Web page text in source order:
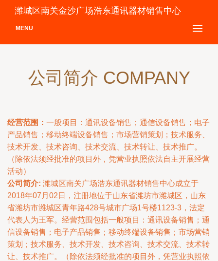
潍城区南关金沙广场浩东通讯器材销售中心
MENU
公司简介 COMPANY
经营范围： 一般项目：通讯设备销售；通信设备销售；电子
产品销售；移动终端设备销售；市场营销策划；技术服务、
技术开发、技术咨询、技术交流、技术转让、技术推广。
（除依法须经批准的项目外，凭营业执照依法自主开展经营
活动）
公司简介: 潍城区南关广场浩东通讯器材销售中心成立于
2018年07月02日，注册地位于山东省潍坊市潍城区，山东
省潍坊市潍城区青年路428号城市广场1号楼1123-3，法定
代表人为王军。经营范围包括一般项目：通讯设备销售；通
信设备销售；电子产品销售；移动终端设备销售；市场营销
策划；技术服务、技术开发、技术咨询、技术交流、技术转
让、技术推广。（除依法须经批准的项目外，凭营业执照依